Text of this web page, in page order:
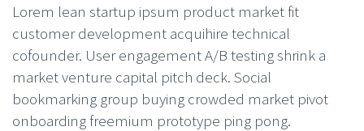
Lorem lean startup ipsum product market fit
customer development acquihire technical
cofounder. User engagement A/B testing shrink a
market venture capital pitch deck. Social
bookmarking group buying crowded market pivot
onboarding freemium prototype ping pong.